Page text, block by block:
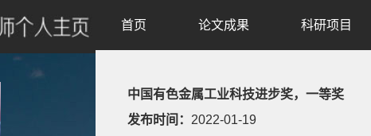
首页 论文成果 科研项目
中国有色金属工业科技进步奖，一等奖
发布时间： 2022-01-19